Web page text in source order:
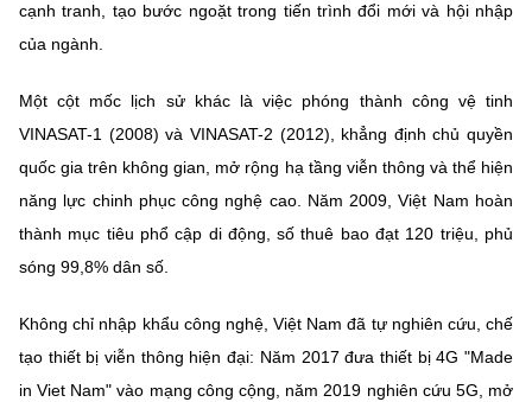
cạnh tranh, tạo bước ngoặt trong tiến trình đổi mới và hội nhập
của ngành.
Một cột mốc lịch sử khác là việc phóng thành công vệ tinh
VINASAT-1 (2008) và VINASAT-2 (2012), khẳng định chủ quyền
quốc gia trên không gian, mở rộng hạ tầng viễn thông và thể hiện
năng lực chinh phục công nghệ cao. Năm 2009, Việt Nam hoàn
thành mục tiêu phổ cập di động, số thuê bao đạt 120 triệu, phủ
sóng 99,8% dân số.
Không chỉ nhập khẩu công nghệ, Việt Nam đã tự nghiên cứu, chế
tạo thiết bị viễn thông hiện đại: Năm 2017 đưa thiết bị 4G "Made
in Viet Nam" vào mạng công cộng, năm 2019 nghiên cứu 5G, mở